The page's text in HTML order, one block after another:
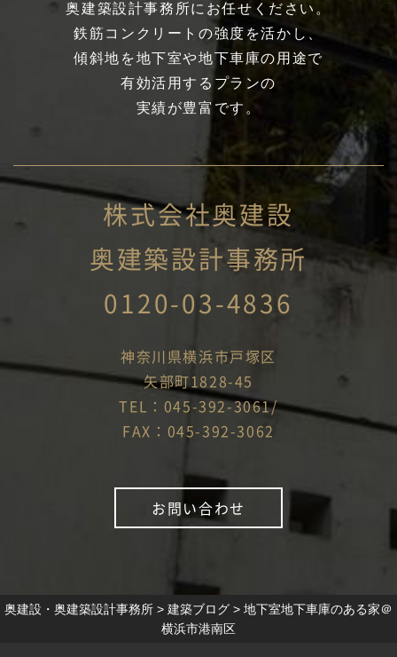
奥建築設計事務所にお任せください。
鉄筋コンクリートの強度を活かし、
傾斜地を地下室や地下車庫の用途で
有効活用するプランの
実績が豊富です。
株式会社奥建設
奥建築設計事務所
0120-03-4836
神奈川県横浜市戸塚区
矢部町1828-45
TEL：045-392-3061/
FAX：045-392-3062
お問い合わせ
奥建設・奥建築設計事務所 > 建築ブログ > 地下室地下車庫のある家＠
横浜市港南区